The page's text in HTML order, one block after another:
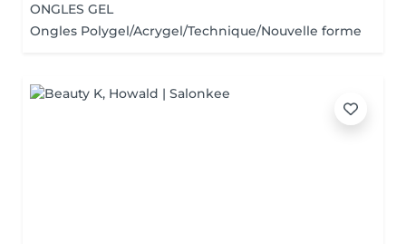
ONGLES GEL
Ongles Polygel/Acrygel/Technique/Nouvelle forme